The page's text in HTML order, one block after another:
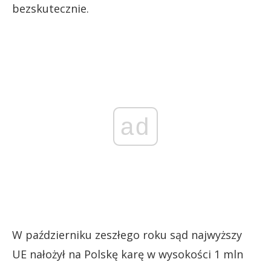
bezskutecznie.
ad
W październiku zeszłego roku sąd najwyższy
UE nałożył na Polskę karę w wysokości 1 mln